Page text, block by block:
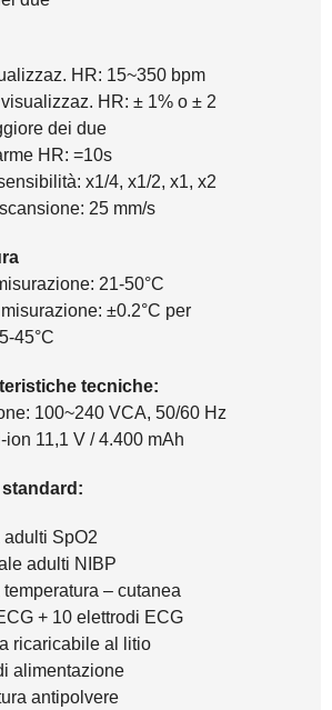
HR: 15~350 bpm
HR: ± 1% o ± 2
dei due
HR: =10s
x1/4, x1/2, x1, x2
25 mm/s
21-50°C
±0.2°C per
45°C
tecniche:
100~240 VCA, 50/60 Hz
ion 11,1 V / 4.400 mAh
adulti SpO2
adulti NIBP
temperatura – cutanea
+ 10 elettrodi ECG
ricaricabile al litio
alimentazione
antipolvere